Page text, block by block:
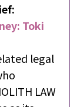
Toki
legal
LAW